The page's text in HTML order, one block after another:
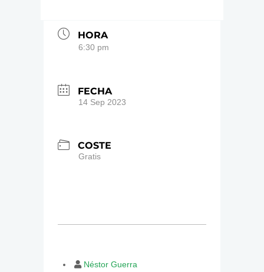
HORA
6:30 pm
FECHA
14 Sep 2023
COSTE
Gratis
Néstor Guerra